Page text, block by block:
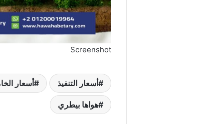
Screenshot
أسعار التنفيذ أسعار
هواها بيطري